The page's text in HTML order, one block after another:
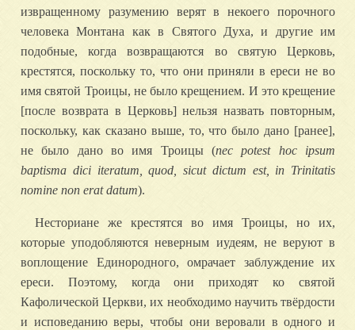
извращенному разумению верят в некоего порочного
человека Монтана как в Святого Духа, и другие им
подобные, когда возвращаются во святую Церковь,
крестятся, поскольку то, что они приняли в ереси не во
имя святой Троицы, не было крещением. И это крещение
[после возврата в Церковь] нельзя назвать повторным,
поскольку, как сказано выше, то, что было дано [ранее],
не было дано во имя Троицы (nec potest hoc ipsum
baptisma dici iteratum, quod, sicut dictum est, in Trinitatis
nomine non erat datum).
Несториане же крестятся во имя Троицы, но их,
которые уподобляются неверным иудеям, не веруют в
воплощение Единородного, омрачает заблуждение их
ереси. Поэтому, когда они приходят ко святой
Кафолической Церкви, их необходимо научить твёрдости
и исповеданию веры, чтобы они веровали в одного и